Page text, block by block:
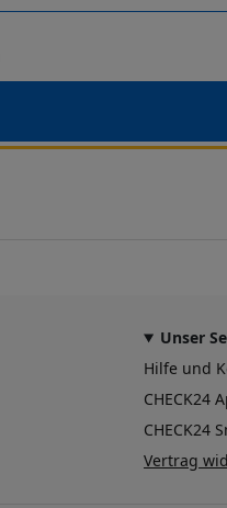
Unser
Hilfe und
CHECK24
CHECK24
Vertrag